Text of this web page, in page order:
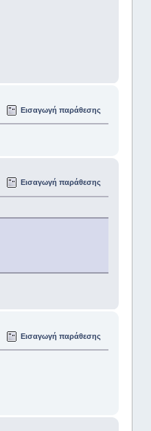
Εισαγωγή παράθεσης
Εισαγωγή παράθεσης
Εισαγωγή παράθεσης